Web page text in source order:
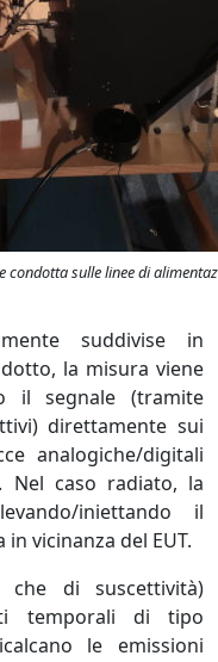
sulle linee di
suddivise in
la misura viene
il segnale (tramite
direttamente sui
analogiche/digitali
Nel caso radiato, la
iniettando il
vicinanza del EUT.
che di suscettività)
temporali di tipo
le emissioni